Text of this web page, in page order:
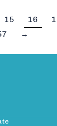
15 16
→